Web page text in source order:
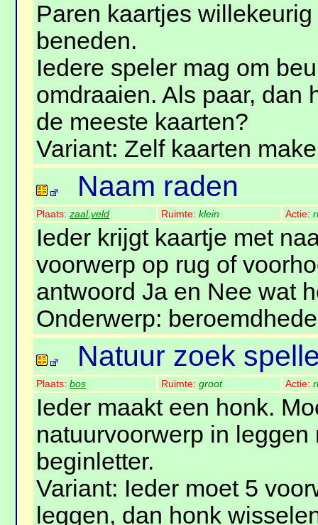
Paren kaartjes
beneden.
Iedere speler mag om
omdraaien. Als paar, dan
de meeste kaarten?
Variant: Zelf kaarten
Naam raden
Plaats:zaal,veld Ruimte:klein Actie:
Ieder krijgt kaartje met
voorwerp op rug of
antwoord Ja en Nee wat
Onderwerp:
Natuur zoek
Plaats:bos Ruimte:groot Actie:
Ieder maakt een honk.
natuurvoorwerp in leggen
beginletter.
Variant: Ieder moet 5
leggen, dan honk